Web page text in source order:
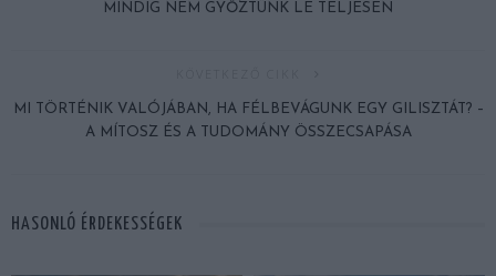
MINDIG NEM GYŐZTÜNK LE TELJESEN
MI TÖRTÉNIK VALÓJÁBAN, HA FÉLBEVÁGUNK EGY GILISZTÁT? –
A MÍTOSZ ÉS A TUDOMÁNY ÖSSZECSAPÁSA
HASONLÓ ÉRDEKESSÉGEK